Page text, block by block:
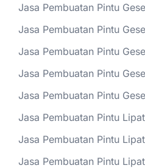
Jasa Pembuatan Pintu
Jasa Pembuatan Pintu
Jasa Pembuatan Pintu
Jasa Pembuatan Pintu
Jasa Pembuatan Pintu
Jasa Pembuatan Pintu
Jasa Pembuatan Pintu
Jasa Pembuatan Pintu